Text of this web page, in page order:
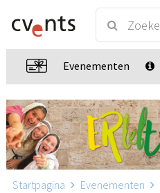
Evenementen
Startpagina Evenementen